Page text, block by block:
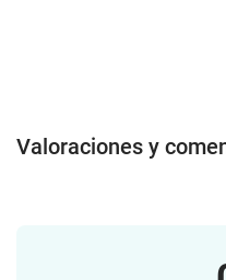
Valoraciones y